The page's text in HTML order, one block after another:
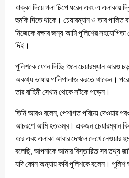
ধাক্কা দিয়ে গলা চিপে ধরেন এবং এ এলাকায়
হুমকি দিতে থাকে। চেয়ারম্যান ও তার পালিত
নিজেকে রক্ষার জন্য আমি পুলিশের সহযোগিতা
দিই।
পুলিশকে ফোন দিচ্ছি শুনে চেয়ারম্যান আরও
অকথ্য ভাষায় গালিগালাজ করতে থাকেন।
তার বাহিনী সেখান থেকে সটকে পড়েন।
তিনি আরও বলেন, পেশাগত পরিচয় দেওয়ার
আচরণে আমি হতভম্ব। একজন চেয়ারম্যান
ধরে এবং এলাকা আবার দেখলে দেখে নেওয়ার
বলেছি, আপনাকে আমার বিস্তারিত সব তথ্য
যদি কোন অন্যায় করি পুলিশকে বলেন।